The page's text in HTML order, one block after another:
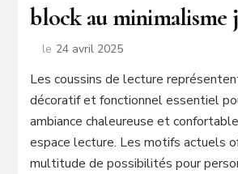
block au minimalisme
le 24 avril 2025
Les coussins de lecture
décoratif et fonctionnel essentiel
ambiance chaleureuse et
espace lecture. Les motifs actuels
multitude de possibilités pour